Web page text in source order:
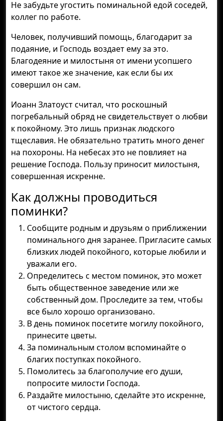
Не забудьте угостить поминальной едой соседей,
коллег по работе.
Человек, получивший помощь, благодарит за
подаяние, и Господь воздает ему за это.
Благодеяние и милостыня от имени усопшего
имеют такое же значение, как если бы их
совершил он сам.
Иоанн Златоуст считал, что роскошный
погребальный обряд не свидетельствует о любви
к покойному. Это лишь признак людского
тщеславия. Не обязательно тратить много денег
на похороны. На небесах это не повлияет на
решение Господа. Пользу приносит милостыня,
совершенная искренне.
Как должны проводиться
поминки?
Сообщите родным и друзьям о приближении
поминального дня заранее. Пригласите самых
близких людей покойного, которые любили и
уважали его.
Определитесь с местом поминок, это может
быть общественное заведение или же
собственный дом. Проследите за тем, чтобы
все было хорошо организовано.
В день поминок посетите могилу покойного,
принесите цветы.
За поминальным столом вспоминайте о
благих поступках покойного.
Помолитесь за благополучие его души,
попросите милости Господа.
Раздайте милостыню, сделайте это искренне,
от чистого сердца.